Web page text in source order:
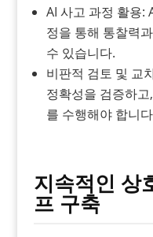
AI 사고 과정 활용:
정을 통해 통찰력
수 있습니다.
비판적 검토 및 교
정확성을 검증하
를 수행해야 합니
지속적인 상
프 구축